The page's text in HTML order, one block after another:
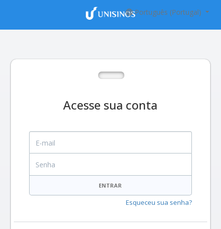
Português (Portugal)
Acesse sua conta
E-mail
ENTRAR
Esqueceu sua senha?